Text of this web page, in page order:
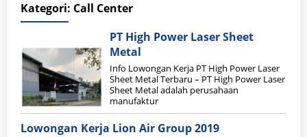
Kategori: Call Center
PT High Power Laser Sheet
Metal
Info Lowongan Kerja PT High Power Laser
Sheet Metal Terbaru – PT High Power Laser
Sheet Metal adalah perusahaan
manufaktur
Lowongan Kerja Lion Air Group 2019